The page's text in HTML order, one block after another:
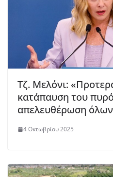
Τζ. Μελόνι:
κατάπαυση του
απελευθέρωση
4 Οκτωβρίου 2025